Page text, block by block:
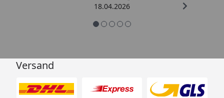
18.04.2026
Versand